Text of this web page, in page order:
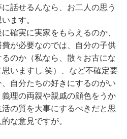
話せるんなら、お二人の思う
ます。
確実に実家をもらえるのか、
が必要なのでは、自分の子供
のか（私なら、散々お古にな
いますし 笑）、など不確定要
自分たちの好きにするのがい
理の両親や親戚の顔色をうか
の質を大事にするべきだと思
な意見ですが。